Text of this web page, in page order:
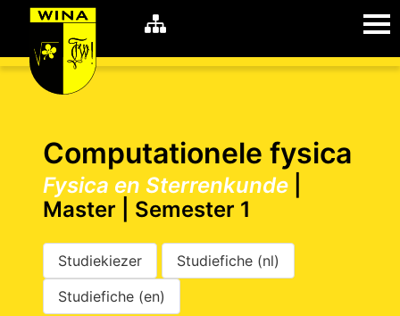
Career
Shop
Studie
Home
Schachten
Computationele fysica
Fysica en Sterrenkunde
Master | Semester 1
Studiekiezer
Studiefiche (nl)
Studiefiche (en)